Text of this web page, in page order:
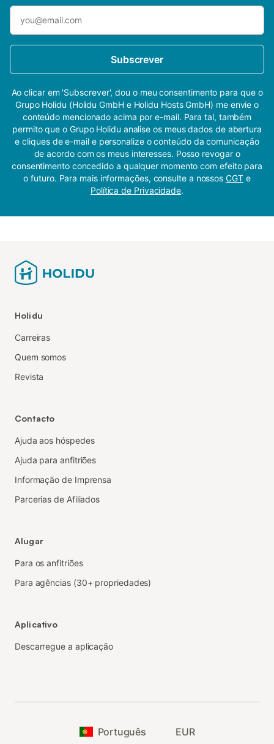
Subscrever
Ao clicar em 'Subscrever', dou o meu consentimento para que o
Grupo Holidu (Holidu GmbH e Holidu Hosts GmbH) me envie o
conteúdo mencionado acima por e-mail. Para tal, também
permito que o Grupo Holidu analise os meus dados de abertura
e cliques de e-mail e personalize o conteúdo da comunicação
de acordo com os meus interesses. Posso revogar o
consentimento concedido a qualquer momento com efeito para
o futuro. Para mais informações, consulte a nossosCGTe
Política de Privacidade.
Holidu
Carreiras
Quem somos
Revista
Contacto
Ajuda aos hóspedes
Ajuda para anfitriões
Informação de Imprensa
Parcerias de Afiliados
Alugar
Para os anfitriões
Para agências (30+ propriedades)
Aplicativo
Descarregue a aplicação
Português EUR